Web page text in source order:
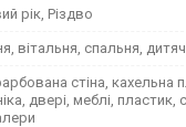
рік, Різдво
вітальня, спальня,
стіна, кахельна
двері, меблі,